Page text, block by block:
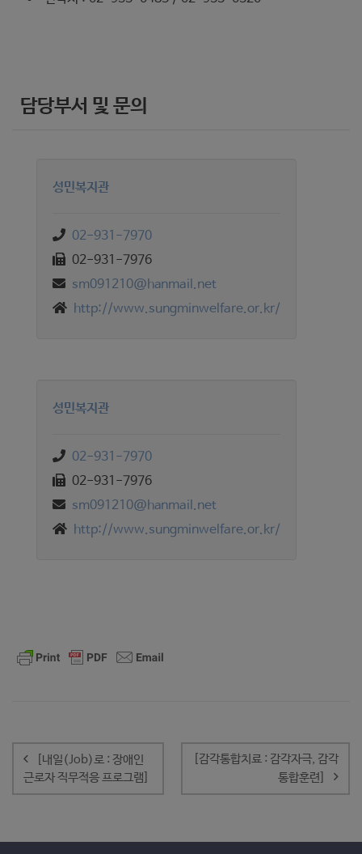
담당부서 및 문의
성민복지관
02-931-7970
02-931-7976
sm091210@hanmail.net
http://www.sungminwelfare.or.kr/
성민복지관
02-931-7970
02-931-7976
sm091210@hanmail.net
http://www.sungminwelfare.or.kr/
내
비
게
[내일(Job)로 : 장애인
근로자 직무적응 프로그램]
[감각통합치료 : 감각자극, 감각
통합훈련]